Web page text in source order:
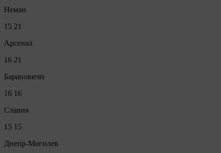
Неман
15 21
Арсенал
16 21
Барановичи
16 16
Славия
15 15
Днепр-Могилев